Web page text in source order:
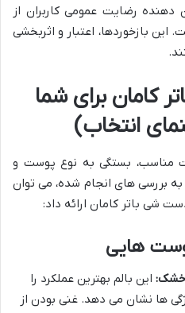
رضایت عمومی کاربران از
بازخوردها، اعتبار و اثربخشی
کامان برای شما
انتخاب)
مناسب، بستگی به نوع پوست و
بررسی های انجام شده، می توان
شی باتر کامان ارائه داد:
هایی
خشک: این بالم بهترین عملکرد را
ها نشان می دهد. غنی بودن از